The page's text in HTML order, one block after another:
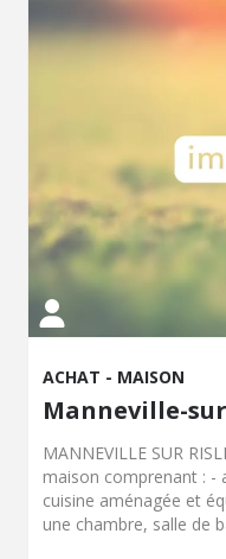
ACHAT - MAISON
Manneville-
MANNEVILLE SUR
maison comprenant : -
cuisine aménagée et
une chambre, salle de